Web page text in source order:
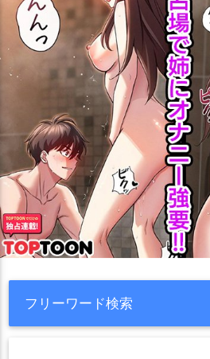
フリーワード検索